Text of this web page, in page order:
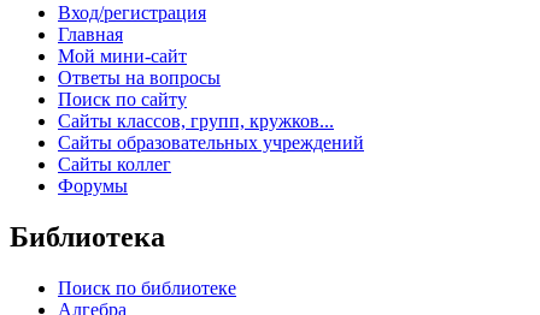
Вход/регистрация
Главная
Мой мини-сайт
Ответы на вопросы
Поиск по сайту
Сайты классов, групп, кружков...
Сайты образовательных учреждений
Сайты коллег
Форумы
Библиотека
Поиск по библиотеке
Алгебра